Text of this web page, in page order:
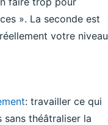
». La seconde est
votre niveau
: travailler ce qui
sans théâtraliser la